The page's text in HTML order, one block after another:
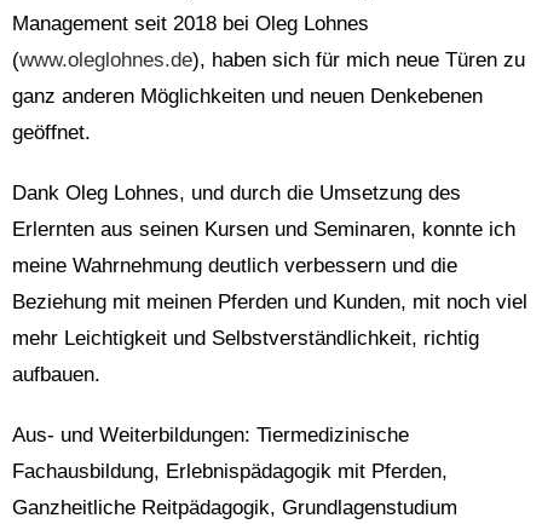
Management seit 2018 bei Oleg Lohnes
(www.oleglohnes.de), haben sich für mich neue Türen zu
ganz anderen Möglichkeiten und neuen Denkebenen
geöffnet.
Dank Oleg Lohnes, und durch die Umsetzung des
Erlernten aus seinen Kursen und Seminaren, konnte ich
meine Wahrnehmung deutlich verbessern und die
Beziehung mit meinen Pferden und Kunden, mit noch viel
mehr Leichtigkeit und Selbstverständlichkeit, richtig
aufbauen.
Aus- und Weiterbildungen: Tiermedizinische
Fachausbildung, Erlebnispädagogik mit Pferden,
Ganzheitliche Reitpädagogik, Grundlagenstudium